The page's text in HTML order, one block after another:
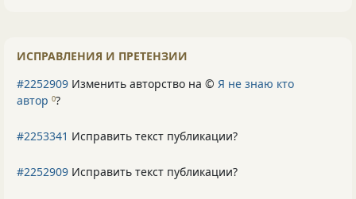
ИСПРАВЛЕНИЯ И ПРЕТЕНЗИИ
#2252909 Изменить авторство на © Я не знаю кто
автор 0?
#2253341 Исправить текст публикации?
#2252909 Исправить текст публикации?